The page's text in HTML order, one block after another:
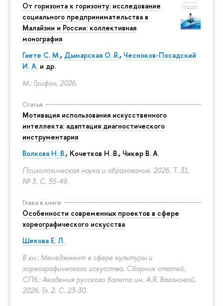
От горизонта к горизонту: исследование
социального предпринимательства в
Малайзии и России: коллективная
монография
Гаете С. М., Дымарская О. Я., Чесноков-Посадский
И. А. и др.
М.: Грифон, 2026.
Статья
Мотивация использования искусственного
интеллекта: адаптация диагностического
инструментария
Волкова Н. В., Кочетков Н. В., Чикер В. А.
Психологическая наука и образование. 2026. Т. 31.
№ 3. С. 35-49.
Глава в книге
Особенности современных проектов в сфере
хореографического искусства
Шекова Е. Л.
В кн.: Менеджмент в сфере культуры и
хореографического искусства. Сборник статей..
СПб.: Академия русского балета им. А.Я. Вагановой,
2026. Гл. 2. С. 23-30.